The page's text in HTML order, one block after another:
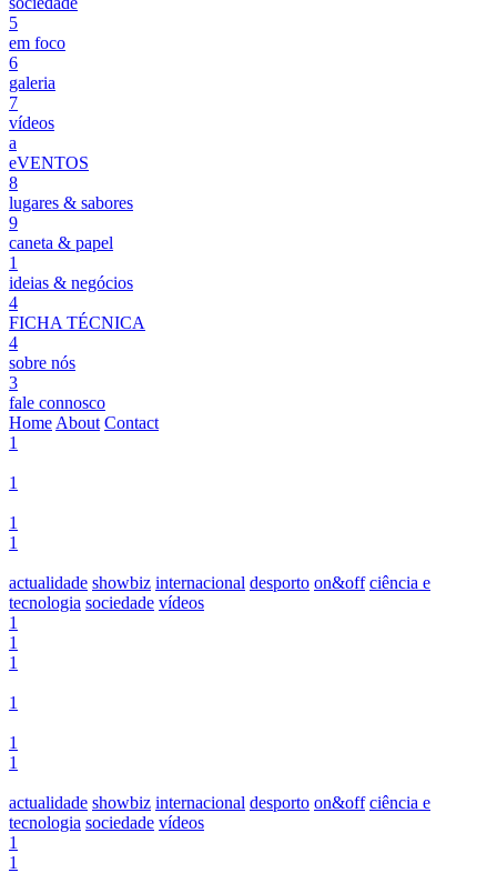
5
em foco
6
galeria
7
vídeos
a
eVENTOS
8
lugares & sabores
9
caneta & papel
1
ideias & negócios
4
FICHA TÉCNICA
4
sobre nós
3
fale connosco
Home About Contact
1
1
1
1
actualidade showbiz internacional desporto on&off ciência e
tecnologia sociedade vídeos
1
1
1
1
1
1
actualidade showbiz internacional desporto on&off ciência e
tecnologia sociedade vídeos
1
1